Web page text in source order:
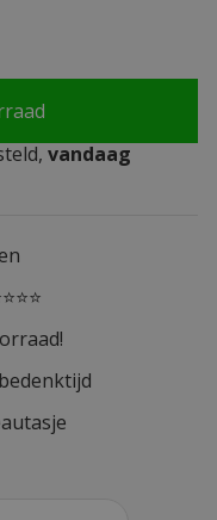
vandaag